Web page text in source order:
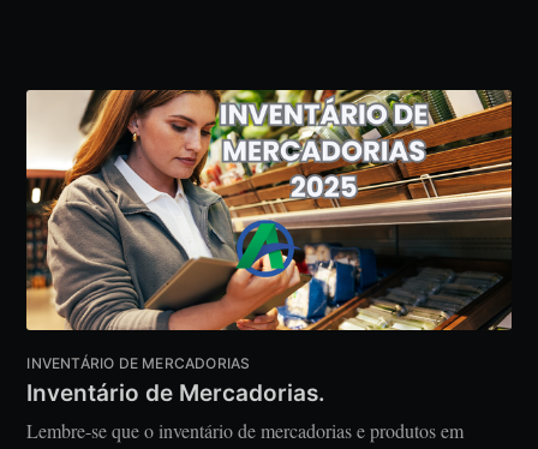
INVENTÁRIO DE MERCADORIAS
Inventário de Mercadorias.
Lembre-se que o inventário de mercadorias e produtos em